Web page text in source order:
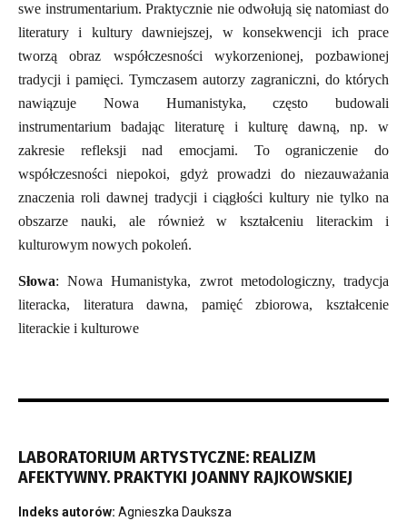
swe instrumentarium. Praktycznie nie odwołują się natomiast do
literatury i kultury dawniejszej, w konsekwencji ich prace
tworzą obraz współczesności wykorzenionej, pozbawionej
tradycji i pamięci. Tymczasem autorzy zagraniczni, do których
nawiązuje Nowa Humanistyka, często budowali
instrumentarium badając literaturę i kulturę dawną, np. w
zakresie refleksji nad emocjami. To ograniczenie do
współczesności niepokoi, gdyż prowadzi do niezauważania
znaczenia roli dawnej tradycji i ciągłości kultury nie tylko na
obszarze nauki, ale również w kształceniu literackim i
kulturowym nowych pokoleń.
Słowa: Nowa Humanistyka, zwrot metodologiczny, tradycja
literacka, literatura dawna, pamięć zbiorowa, kształcenie
literackie i kulturowe
LABORATORIUM ARTYSTYCZNE: REALIZM
AFEKTYWNY. PRAKTYKI JOANNY RAJKOWSKIEJ
Indeks autorów: Agnieszka Dauksza